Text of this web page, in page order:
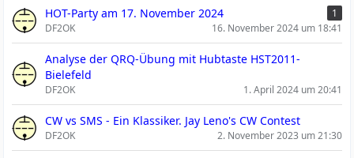
HOT-Party am 17. November 2024
1
DF2OK
16. November 2024 um 18:41
Analyse der QRQ-Übung mit Hubtaste HST2011-
Bielefeld
DF2OK 1. April 2024 um 20:41
CW vs SMS - Ein Klassiker. Jay Leno's CW Contest
DF2OK 2. November 2023 um 21:30